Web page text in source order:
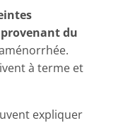
du
à terme et
expliquer